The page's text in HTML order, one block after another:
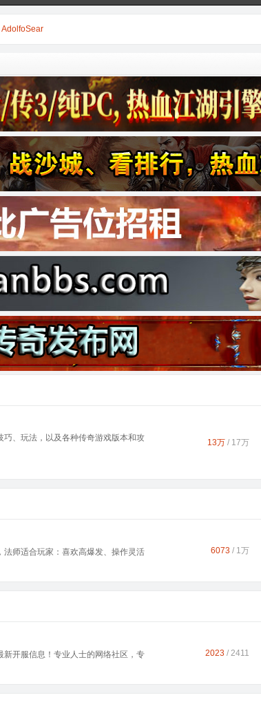
AdolfoSear
、玩法，以及各种传奇游戏版本和攻
13万 / 17万
师适合玩家：喜欢高爆发、操作灵活
6073 / 1万
开服信息！专业人士的网络社区，专
2023 / 2411